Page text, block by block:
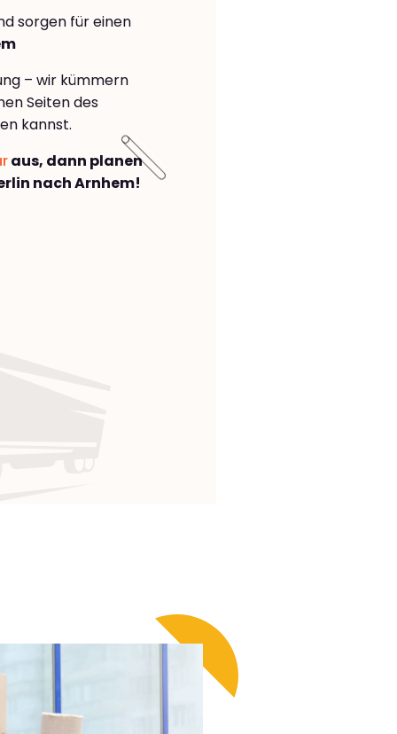
sorgen für einen
– wir kümmern
Seiten des
kannst.
aus, dann planen
nach Arnhem!